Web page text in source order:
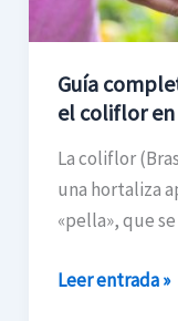
Guía
el coliflor
La coliflor
una hortaliza
«pella», que
coliflor
Argentina
Leer entrada »